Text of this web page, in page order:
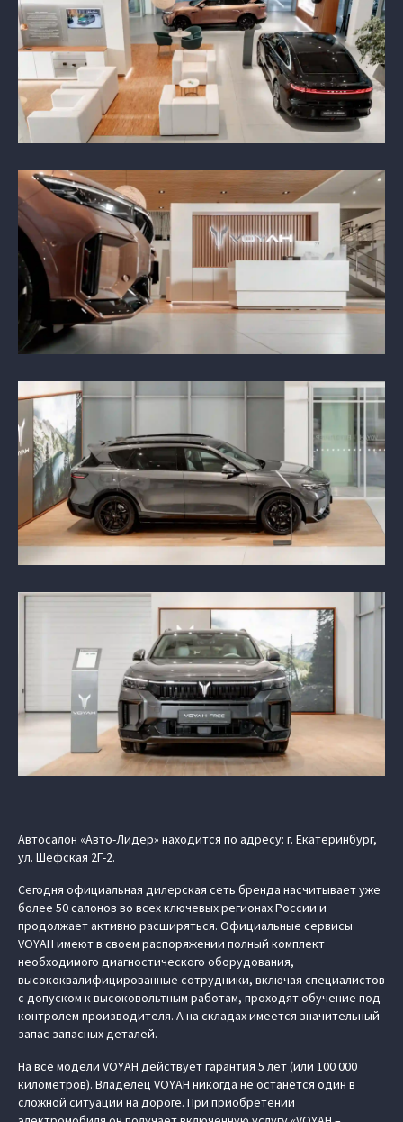
Автосалон «Авто-Лидер» находится по адресу: г. Екатеринбург,
ул. Шефская 2Г-2.
Сегодня официальная дилерская сеть бренда насчитывает уже
более 50 салонов во всех ключевых регионах России и
продолжает активно расширяться. Официальные сервисы
VOYAH имеют в своем распоряжении полный комплект
необходимого диагностического оборудования,
высококвалифицированные сотрудники, включая специалистов
с допуском к высоковольтным работам, проходят обучение под
контролем производителя. А на складах имеется значительный
запас запасных деталей.
На все модели VOYAH действует гарантия 5 лет (или 100 000
километров). Владелец VOYAH никогда не останется один в
сложной ситуации на дороге. При приобретении